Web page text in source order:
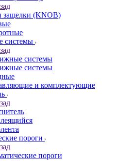
защелки (KNOB)
системы
системы
системы
и комплектующие
пороги
пороги